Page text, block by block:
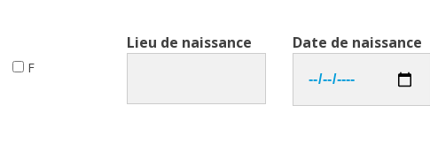
F
Lieu de naissance Date de naissance